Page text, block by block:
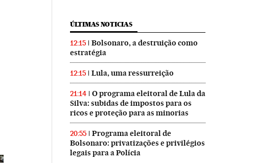
ÚLTIMAS NOTICIAS
12:15
Bolsonaro, a destruição como
estratégia
12:15 Lula, uma ressurreição
21:14
O programa eleitoral de Lula da
Silva: subidas de impostos para os
ricos e proteção para as minorias
20:55
Programa eleitoral de
Bolsonaro: privatizações e privilégios
legais para a Polícia